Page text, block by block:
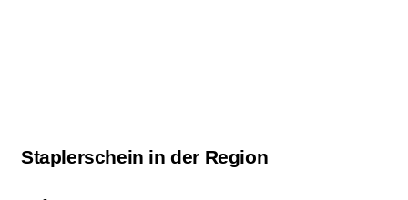
Staplerschein in der Region